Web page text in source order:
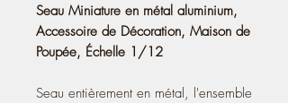
Seau Miniature en métal aluminium,
Accessoire de Décoration, Maison de
Poupée, Échelle 1/12
Seau entièrement en métal, l'ensemble